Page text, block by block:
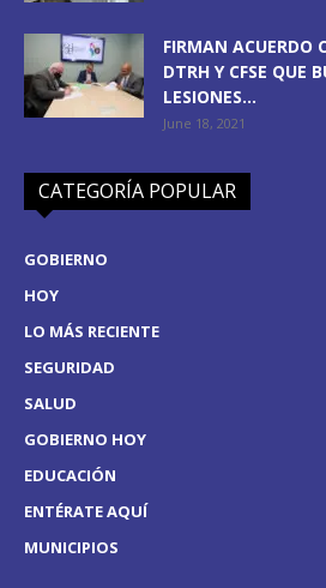
FIRMAN ACUERDO
DTRH Y CFSE QUE
LESIONES...
June 18, 2021
CATEGORÍA POPULAR
GOBIERNO
HOY
LO MÁS RECIENTE
SEGURIDAD
SALUD
GOBIERNO HOY
EDUCACIÓN
ENTÉRATE AQUÍ
MUNICIPIOS